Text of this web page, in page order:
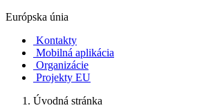
Európska únia
Kontakty
Mobilná aplikácia
Organizácie
Projekty EU
Úvodná stránka